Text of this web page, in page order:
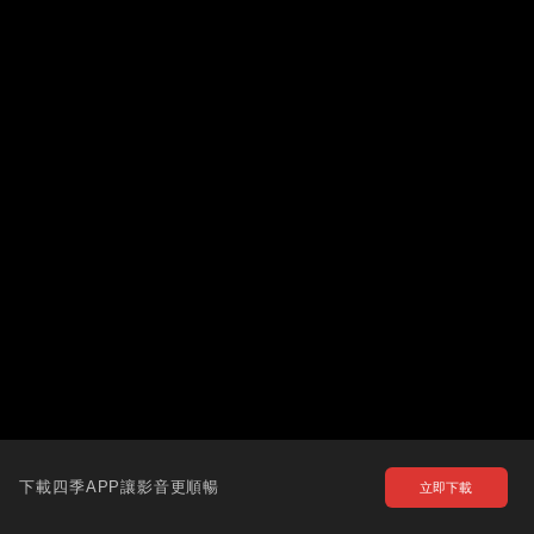
下載四季APP讓影音更順暢 立即下載